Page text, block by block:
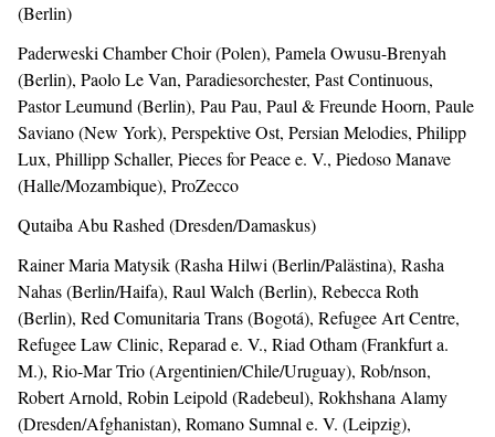
(Berlin)
Paderweski Chamber Choir (Polen), Pamela Owusu-Brenyah
(Berlin), Paolo Le Van, Paradiesorchester, Past Continuous,
Pastor Leumund (Berlin), Pau Pau, Paul & Freunde Hoorn, Paule
Saviano (New York), Perspektive Ost, Persian Melodies, Philipp
Lux, Phillipp Schaller, Pieces for Peace e. V., Piedoso Manave
(Halle/Mozambique), ProZecco
Qutaiba Abu Rashed (Dresden/Damaskus)
Rainer Maria Matysik (Rasha Hilwi (Berlin/Palästina), Rasha
Nahas (Berlin/Haifa), Raul Walch (Berlin), Rebecca Roth
(Berlin), Red Comunitaria Trans (Bogotá), Refugee Art Centre,
Refugee Law Clinic, Reparad e. V., Riad Otham (Frankfurt a.
M.), Rio-Mar Trio (Argentinien/Chile/Uruguay), Rob/nson,
Robert Arnold, Robin Leipold (Radebeul), Rokhshana Alamy
(Dresden/Afghanistan), Romano Sumnal e. V. (Leipzig),